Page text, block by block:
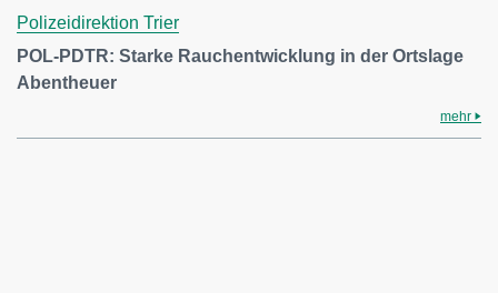
Polizeidirektion Trier
POL-PDTR: Starke Rauchentwicklung in der Ortslage
Abentheuer
mehr